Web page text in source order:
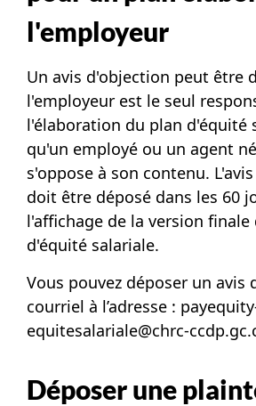
l'employeur
Un avis d'objection peut être
l'employeur est le seul
l'élaboration du plan d'équité
qu'un employé ou un agent
s'oppose à son contenu.
doit être déposé dans les 60
l'affichage de la version finale
d'équité salariale.
Vous pouvez déposer un avis
courriel à l’adresse :
equitesalariale@chrc-
Déposer une